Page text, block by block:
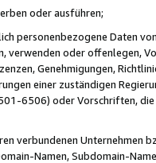
oder ausführen;
personenbezogene Daten
verwenden oder offenlegen,
Genehmigungen,
einer zuständigen
6506) oder Vorschriften,
verbundenen Unternehmen
Namen, Subdomain-